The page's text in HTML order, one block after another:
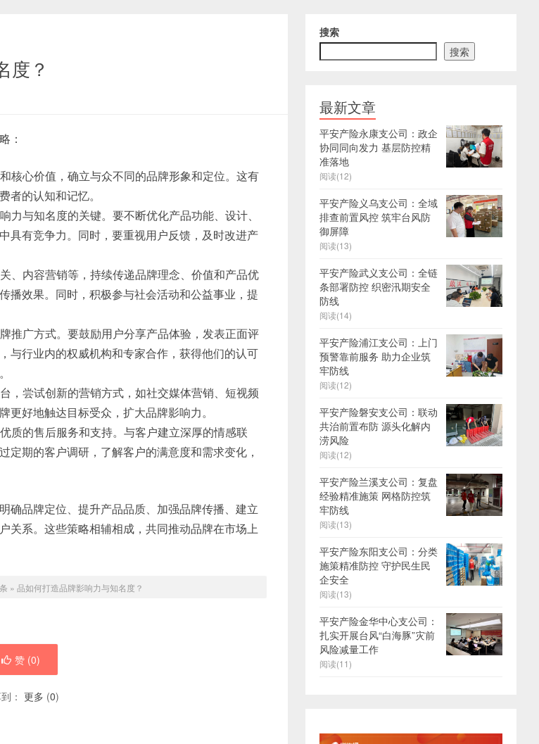
度？
：
核心价值，确立与众不同的品牌形象和定位。这有
者的认知和记忆。
与知名度的关键。要不断优化产品功能、设计、
具有竞争力。同时，要重视用户反馈，及时改进产
、内容营销等，持续传递品牌理念、价值和产品优
播效果。同时，积极参与社会活动和公益事业，提
推广方式。要鼓励用户分享产品体验，发表正面评
与行业内的权威机构和专家合作，获得他们的认可
，尝试创新的营销方式，如社交媒体营销、短视频
好地触达目标受众，扩大品牌影响力。
质的售后服务和支持。与客户建立深厚的情感联
定期的客户调研，了解客户的满意度和需求变化，
确品牌定位、提升产品品质、加强品牌传播、建立
关系。这些策略相辅相成，共同推动品牌在市场上
» 品如何打造品牌影响力与知名度？
赞 (0)
： 更多 (0)
搜索
搜索
最新文章
平安产险永康支公司：政企
协同同向发力 基层防控精
准落地
阅读(12)
平安产险义乌支公司：全域
排查前置风控 筑牢台风防
御屏障
阅读(13)
平安产险武义支公司：全链
条部署防控 织密汛期安全
防线
阅读(14)
平安产险浦江支公司：上门
预警靠前服务 助力企业筑
牢防线
阅读(12)
平安产险磐安支公司：联动
共治前置布防 源头化解内
涝风险
阅读(12)
平安产险兰溪支公司：复盘
经验精准施策 网格防控筑
牢防线
阅读(13)
平安产险东阳支公司：分类
施策精准防控 守护民生民
企安全
阅读(13)
平安产险金华中心支公司：
扎实开展台风“白海豚”灾前
风险减量工作
阅读(11)